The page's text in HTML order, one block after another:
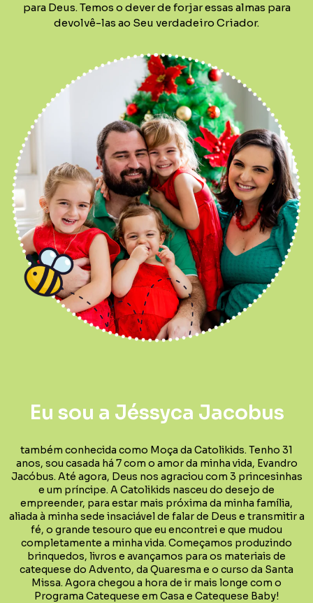
para Deus. Temos o dever de forjar essas almas para
devolvê-las ao Seu verdadeiro Criador.
Eu sou a Jéssyca Jacobus
também conhecida como Moça da Catolikids. Tenho 31
anos, sou casada há 7 com o amor da minha vida, Evandro
Jacóbus. Até agora, Deus nos agraciou com 3 princesinhas
e um príncipe. A Catolikids nasceu do desejo de
empreender, para estar mais próxima da minha família,
aliada à minha sede insaciável de falar de Deus e transmitir a
fé, o grande tesouro que eu encontrei e que mudou
completamente a minha vida. Começamos produzindo
brinquedos, livros e avançamos para os materiais de
catequese do Advento, da Quaresma e o curso da Santa
Missa. Agora chegou a hora de ir mais longe com o
Programa Catequese em Casa e Catequese Baby!